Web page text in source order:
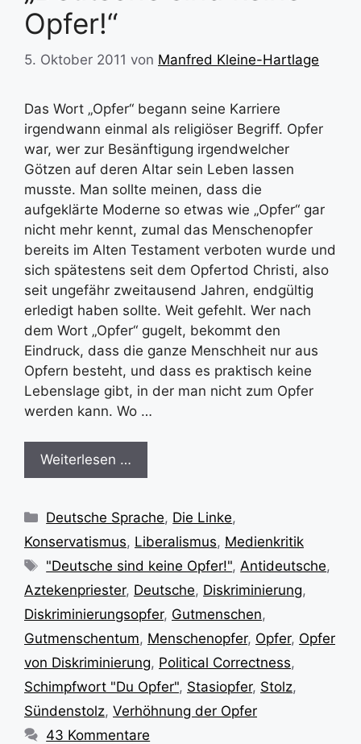
Opfer!“
5. Oktober 2011 von Manfred Kleine-Hartlage
Das Wort „Opfer“ begann seine Karriere
irgendwann einmal als religiöser Begriff. Opfer
war, wer zur Besänftigung irgendwelcher
Götzen auf deren Altar sein Leben lassen
musste. Man sollte meinen, dass die
aufgeklärte Moderne so etwas wie „Opfer“ gar
nicht mehr kennt, zumal das Menschenopfer
bereits im Alten Testament verboten wurde und
sich spätestens seit dem Opfertod Christi, also
seit ungefähr zweitausend Jahren, endgültig
erledigt haben sollte. Weit gefehlt. Wer nach
dem Wort „Opfer“ gugelt, bekommt den
Eindruck, dass die ganze Menschheit nur aus
Opfern besteht, und dass es praktisch keine
Lebenslage gibt, in der man nicht zum Opfer
werden kann. Wo …
Weiterlesen …
Kategorien
Deutsche Sprache, Die Linke,
Konservatismus, Liberalismus, Medienkritik
Schlagwörter
"Deutsche sind keine Opfer!",Antideutsche,
Aztekenpriester, Deutsche, Diskriminierung,
Diskriminierungsopfer, Gutmenschen,
Gutmenschentum, Menschenopfer, Opfer, Opfer
von Diskriminierung, Political Correctness,
Schimpfwort "Du Opfer", Stasiopfer, Stolz,
Sündenstolz, Verhöhnung der Opfer
43 Kommentare